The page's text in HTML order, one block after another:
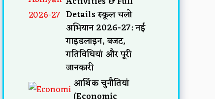
Details स्कूल चलो
अभियान 2026-27: नई
गाइडलाइन, बजट,
गतिविधियां और पूरी
जानकारी
आर्थिक चुनौतियां